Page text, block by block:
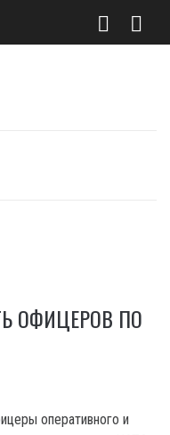
ОФИЦЕРОВ ПО
оперативного и